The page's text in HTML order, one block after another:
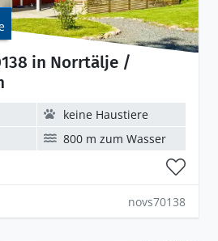
in Norrtälje /
keine Haustiere
800 m zum Wasser
novs70138